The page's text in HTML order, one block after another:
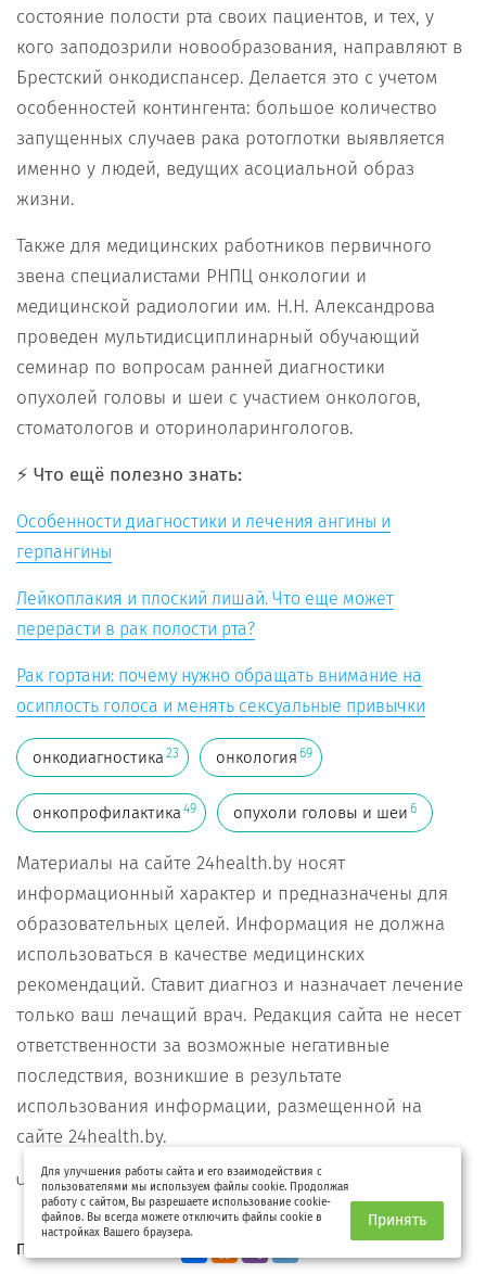
состояние полости рта своих пациентов, и тех, у
кого заподозрили новообразования, направляют в
Брестский онкодиспансер. Делается это с учетом
особенностей контингента: большое количество
запущенных случаев рака ротоглотки выявляется
именно у людей, ведущих асоциальной образ
жизни.
Также для медицинских работников первичного
звена специалистами РНПЦ онкологии и
медицинской радиологии им. Н.Н. Александрова
проведен мультидисциплинарный обучающий
семинар по вопросам ранней диагностики
опухолей головы и шеи с участием онкологов,
стоматологов и оториноларингологов.
⚡️ Что ещё полезно знать:
Особенности диагностики и лечения ангины и
герпангины
Лейкоплакия и плоский лишай. Что еще может
перерасти в рак полости рта?
Рак гортани: почему нужно обращать внимание на
осиплость голоса и менять сексуальные привычки
онкодиагностика 23 онкология 69
онкопрофилактика 49 опухоли головы и шеи 6
Материалы на сайте 24health.by носят
информационный характер и предназначены для
образовательных целей. Информация не должна
использоваться в качестве медицинских
рекомендаций. Ставит диагноз и назначает лечение
только ваш лечащий врач. Редакция сайта не несет
ответственности за возможные негативные
последствия, возникшие в результате
использования информации, размещенной на
сайте 24health.by.
Читайте нас на Яндекс-дзен
Поделитесь ссылкой
Для улучшения работы сайта и его взаимодействия с
пользователями мы используем файлы cookie. Продолжая
работу с сайтом, Вы разрешаете использование cookie-
файлов. Вы всегда можете отключить файлы cookie в
настройках Вашего браузера.
Принять